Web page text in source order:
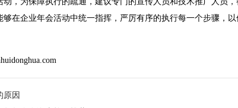
在企业年会活动中统一指挥，严厉有序的执行每一个步骤，以
原因